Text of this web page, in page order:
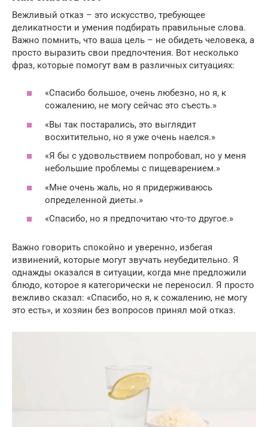
Вежливый отказ – это искусство, требующее
деликатности и умения подбирать правильные слова.
Важно помнить, что ваша цель – не обидеть человека, а
просто выразить свои предпочтения. Вот несколько
фраз, которые помогут вам в различных ситуациях:
«Спасибо большое, очень любезно, но я, к
сожалению, не могу сейчас это съесть.»
«Вы так постарались, это выглядит
восхитительно, но я уже очень наелся.»
«Я бы с удовольствием попробовал, но у меня
небольшие проблемы с пищеварением.»
«Мне очень жаль, но я придерживаюсь
определенной диеты.»
«Спасибо, но я предпочитаю что-то другое.»
Важно говорить спокойно и уверенно, избегая
извинений, которые могут звучать неубедительно. Я
однажды оказался в ситуации, когда мне предложили
блюдо, которое я категорически не переносил. Я просто
вежливо сказал: «Спасибо, но я, к сожалению, не могу
это есть», и хозяин без вопросов принял мой отказ.